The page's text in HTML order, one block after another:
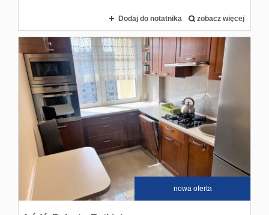
Dodaj do notatnika zobacz więcej
nowa oferta